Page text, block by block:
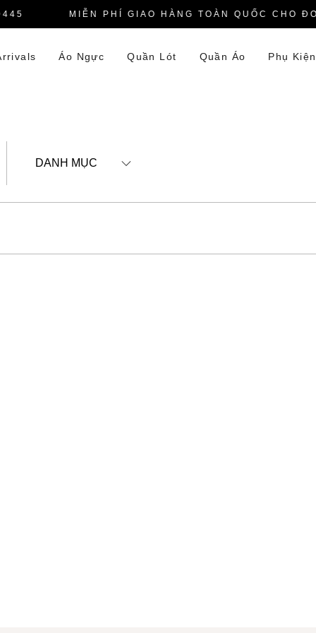
MIỄN PHÍ GIAO HÀNG TOÀN QUỐC CHO
Áo Ngực Quần Lót Quần Áo Phụ Kiện
DANH MỤC